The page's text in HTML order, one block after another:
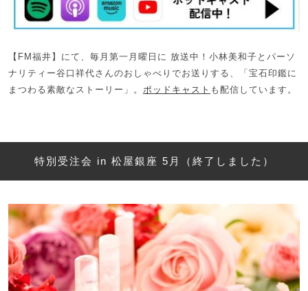
【FM福井】にて、毎月第一月曜日に 放送中！小林美和子とパーソ
ナリティー谷口祥代さんのおしゃべりでお送りする、「宝石印鑑に
まつわる素敵なストーリー」。 ポッドキャスト も配信しています。
特別受注会 in 松屋銀座 5月（終了しました）